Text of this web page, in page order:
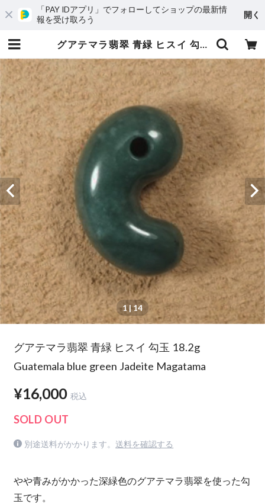
「PAY IDアプリ」でフォローしてショップの最新情
報を受け取ろう
開く
グアテマラ翡翠 青緑 ヒスイ 勾玉 18.2g Guatemala blue green Jadeite Magatama | URUWA 工房 うるわ
1| 14
グアテマラ翡翠 青緑 ヒスイ 勾玉 18.2g
Guatemala blue green Jadeite Magatama
¥16,000 税込
SOLD OUT
別途送料がかかります。 送料を確認する
やや青みがかかった深緑色のグアテマラ翡翠を使った勾
玉です。